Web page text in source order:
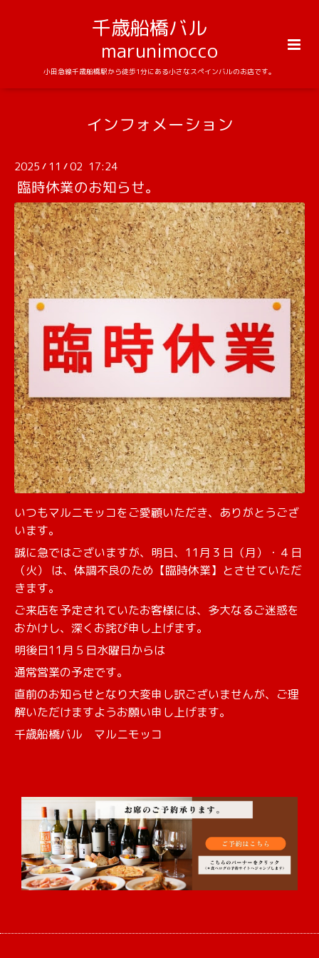
千歳船橋バル
marunimocco
小田急線千歳船橋駅から徒歩1分にある小さなスペインバルのお店です。
インフォメーション
2025 / 11 /02 17:24
臨時休業のお知らせ。
いつもマルニモッコをご愛顧いただき、ありがとうござ
います。
誠に急ではございますが、明日、11月３日（月）・４日
（火） は、体調不良のため【臨時休業】とさせていただ
きます。
ご来店を予定されていたお客様には、多大なるご迷惑を
おかけし、深くお詫び申し上げます。
明後日11月５日水曜日からは
通常営業の予定です。
直前のお知らせとなり大変申し訳ございませんが、ご理
解いただけますようお願い申し上げます。
千歳船橋バル マルニモッコ